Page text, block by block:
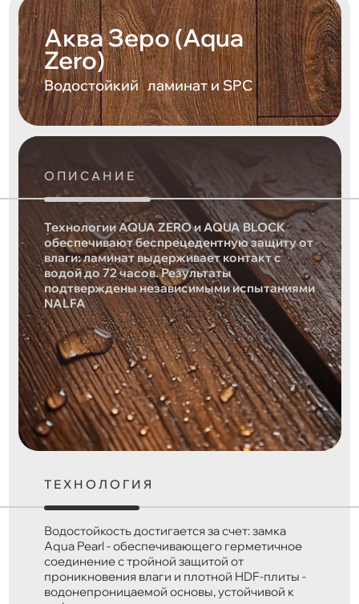
Аква Зеро (Aqua
Zero)
Водостойкий ламинат и SPC
ОПИСАНИЕ
Технологии AQUA ZERO и AQUA BLOCK
обеспечивают беспрецедентную защиту от
влаги: ламинат выдерживает контакт с
водой до 72 часов. Результаты
подтверждены независимыми испытаниями
NALFA
ТЕХНОЛОГИЯ
Водостойкость достигается за счет: замка
Aqua Pearl - обеспечивающего герметичное
соединение с тройной защитой от
проникновения влаги и плотной HDF-плиты -
водонепроницаемой основы, устойчивой к